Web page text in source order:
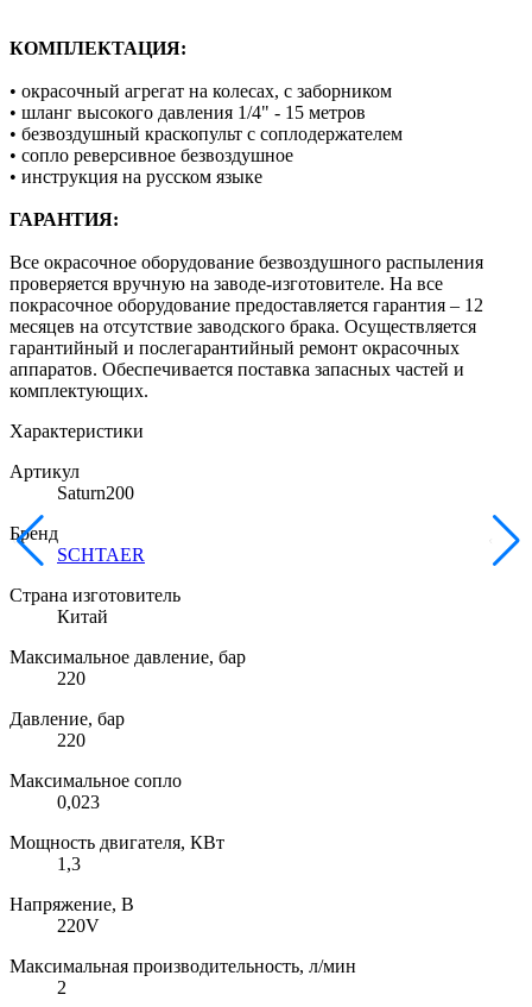
КОМПЛЕКТАЦИЯ:
• окрасочный агрегат на колесах, с заборником
• шланг высокого давления 1/4" - 15 метров
• безвоздушный краскопульт с соплодержателем
• сопло реверсивное безвоздушное
• инструкция на русском языке
ГАРАНТИЯ:
Все окрасочное оборудование безвоздушного распыления
проверяется вручную на заводе-изготовителе. На все
покрасочное оборудование предоставляется гарантия – 12
месяцев на отсутствие заводского брака. Осуществляется
гарантийный и послегарантийный ремонт окрасочных
аппаратов. Обеспечивается поставка запасных частей и
комплектующих.
Характеристики
Артикул
Saturn200
Бренд
SCHTAER
Страна изготовитель
Китай
Максимальное давление, бар
220
Давление, бар
220
Максимальное сопло
0,023
Мощность двигателя, КВт
1,3
Напряжение, В
220V
Максимальная производительность, л/мин
2